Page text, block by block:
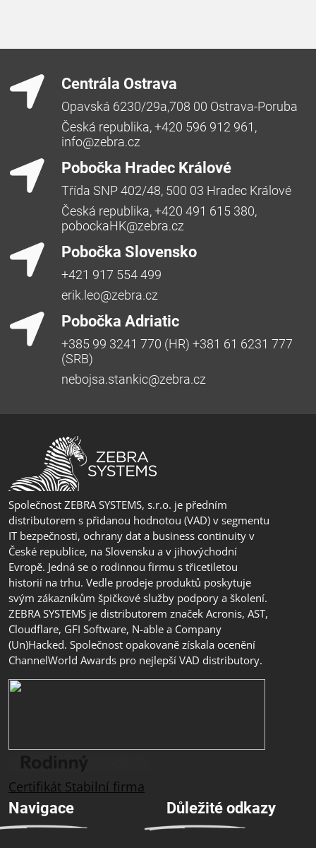
Centrála Ostrava
Opavská 6230/29a,708 00 Ostrava-Poruba
Česká republika, +420 596 912 961,
info@zebra.cz
Pobočka Hradec Králové
Třída SNP 402/48, 500 03 Hradec Králové
Česká republika, +420 491 615 380,
pobockaHK@zebra.cz
Pobočka Slovensko
+421 917 554 499
erik.leo@zebra.cz
Pobočka Adriatic
+385 99 3241 770 (HR) +381 61 6231 777
(SRB)
nebojsa.stankic@zebra.cz
Společnost ZEBRA SYSTEMS, s.r.o. je předním
distributorem s přidanou hodnotou (VAD) v segmentu
IT bezpečnosti, ochrany dat a business continuity v
České republice, na Slovensku a v jihovýchodní
Evropě. Jedná se o rodinnou firmu s třicetiletou
historií na trhu. Vedle prodeje produktů poskytuje
svým zákazníkům špičkové služby podpory a školení.
ZEBRA SYSTEMS je distributorem značek Acronis, AST,
Cloudflare, GFI Software, N-able a Company
(Un)Hacked. Společnost opakovaně získala ocenění
ChannelWorld Awards pro nejlepší VAD distributory.
Certifikát Stabilní firma
Navigace Důležité odkazy